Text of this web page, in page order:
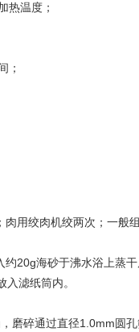
热温度；
；
用绞肉机绞两次；一
20g海砂于沸水浴上
滤纸筒内。
碎通过直径1.0mm圆孔